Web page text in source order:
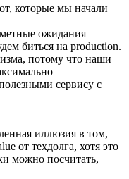
которые мы начали
ожидания
биться на production.
потому что наши
сервису с
иллюзия в том,
от техдолга, хотя это
можно посчитать,